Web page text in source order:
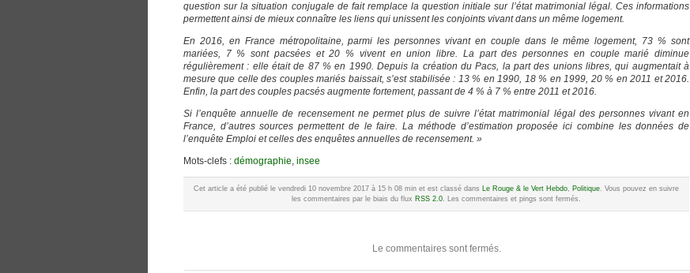
question sur la situation conjugale de fait remplace la question initiale sur l’état matrimonial légal. Ces informations
permettent ainsi de mieux connaître les liens qui unissent les conjoints vivant dans un même logement.
En 2016, en France métropolitaine, parmi les personnes vivant en couple dans le même logement, 73 % sont
mariées, 7 % sont pacsées et 20 % vivent en union libre. La part des personnes en couple marié diminue
régulièrement : elle était de 87 % en 1990. Depuis la création du Pacs, la part des unions libres, qui augmentait à
mesure que celle des couples mariés baissait, s’est stabilisée : 13 % en 1990, 18 % en 1999, 20 % en 2011 et 2016.
Enfin, la part des couples pacsés augmente fortement, passant de 4 % à 7 % entre 2011 et 2016.
Si l’enquête annuelle de recensement ne permet plus de suivre l’état matrimonial légal des personnes vivant en
France, d’autres sources permettent de le faire. La méthode d’estimation proposée ici combine les données de
l’enquête Emploi et celles des enquêtes annuelles de recensement. »
Mots-clefs : démographie, insee
Cet article a été publié le vendredi 10 novembre 2017 à 15 h 08 min et est classé dans Le Rouge & le Vert Hebdo, Politique. Vous pouvez en suivre
les commentaires par le biais du flux RSS 2.0. Les commentaires et pings sont fermés.
Le commentaires sont fermés.